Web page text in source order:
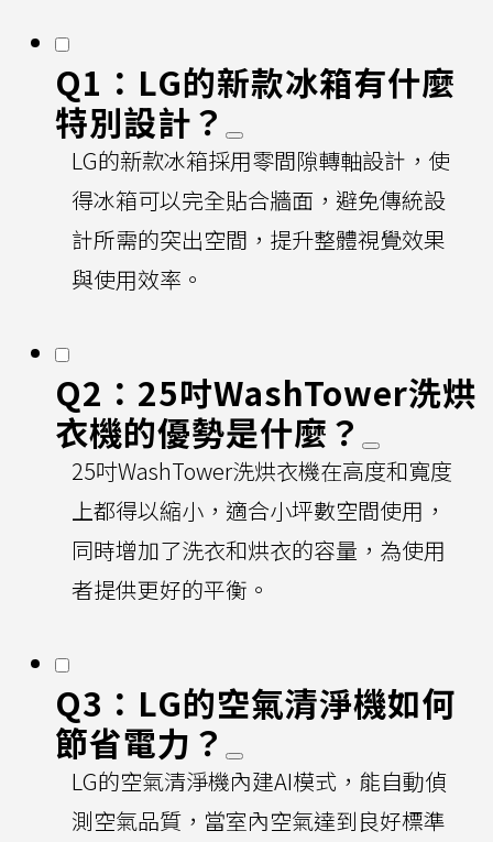
Q1：LG的新款冰箱有什麼
特別設計？
LG的新款冰箱採用零間隙轉軸設計，使
得冰箱可以完全貼合牆面，避免傳統設
計所需的突出空間，提升整體視覺效果
與使用效率。
Q2：25吋WashTower洗烘
衣機的優勢是什麼？
25吋WashTower洗烘衣機在高度和寬度
上都得以縮小，適合小坪數空間使用，
同時增加了洗衣和烘衣的容量，為使用
者提供更好的平衡。
Q3：LG的空氣清淨機如何
節省電力？
LG的空氣清淨機內建AI模式，能自動偵
測空氣品質，當室內空氣達到良好標準